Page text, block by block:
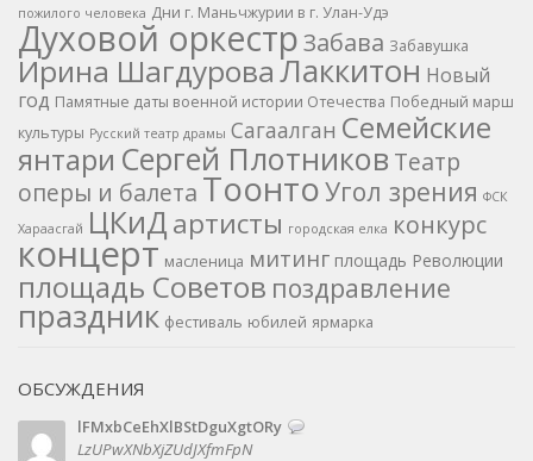
пожилого человека Дни г. Маньчжурии в г. Улан-Удэ
Духовой оркестрЗабава Забавушка
Ирина ШагдуроваЛаккитон Новый
год Памятные даты военной истории Отечества Победный марш
культуры Русский театр драмы Сагаалган Семейские
янтари Сергей Плотников Театр
оперы и балета ТоонтоУгол зрения ФСК
Хараасгай ЦКиДартисты городская елка конкурс
концерт масленица митинг площадь Революции
площадь Советов поздравление
праздник фестиваль юбилей ярмарка
ОБСУЖДЕНИЯ
lFMxbCeEhXlBStDguXgtORy
LzUPwXNbXjZUdJXfmFpN